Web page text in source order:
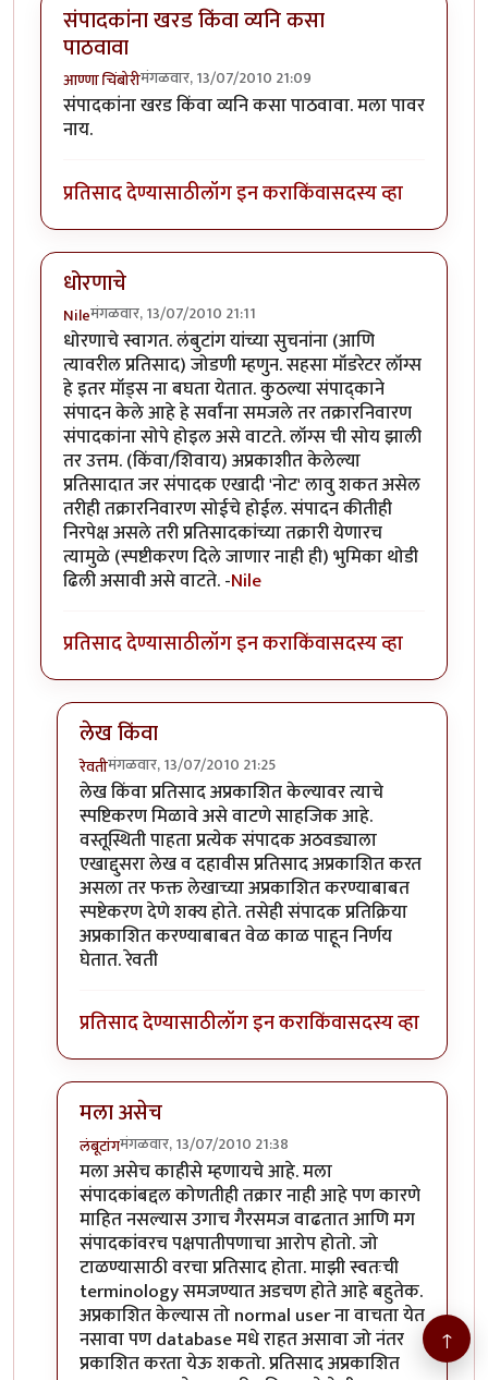
संपादकांना खरड किंवा व्यनि कसा
पाठवावा
आण्णा चिंबोरीमंगळवार, 13/07/2010 21:09
संपादकांना खरड किंवा व्यनि कसा पाठवावा. मला पावर
नाय.
प्रतिसाद देण्यासाठीलॉग इन कराकिंवासदस्य व्हा
धोरणाचे
Nileमंगळवार, 13/07/2010 21:11
धोरणाचे स्वागत. लंबुटांग यांच्या सुचनांना (आणि
त्यावरील प्रतिसाद) जोडणी म्हणुन. सहसा मॉडरेटर लॉग्स
हे इतर मॉड्स ना बघता येतात. कुठल्या संपाद्काने
संपादन केले आहे हे सर्वांना समजले तर तक्रारनिवारण
संपादकांना सोपे होइल असे वाटते. लॉग्स ची सोय झाली
तर उत्तम. (किंवा/शिवाय) अप्रकाशीत केलेल्या
प्रतिसादात जर संपादक एखादी 'नोट' लावु शकत असेल
तरीही तक्रारनिवारण सोईचे होईल. संपादन कीतीही
निरपेक्ष असले तरी प्रतिसादकांच्या तक्रारी येणारच
त्यामुळे (स्पष्टीकरण दिले जाणार नाही ही) भुमिका थोडी
ढिली असावी असे वाटते. -Nile
प्रतिसाद देण्यासाठीलॉग इन कराकिंवासदस्य व्हा
लेख किंवा
रेवतीमंगळवार, 13/07/2010 21:25
In reply toधोरणाचेbyNile
लेख किंवा प्रतिसाद अप्रकाशित केल्यावर त्याचे
स्पष्टिकरण मिळावे असे वाटणे साहजिक आहे.
वस्तूस्थिती पाहता प्रत्येक संपादक अठवड्याला
एखाद्दुसरा लेख व दहावीस प्रतिसाद अप्रकाशित करत
असला तर फक्त लेखाच्या अप्रकाशित करण्याबाबत
स्पष्टेकरण देणे शक्य होते. तसेही संपादक प्रतिक्रिया
अप्रकाशित करण्याबाबत वेळ काळ पाहून निर्णय
घेतात. रेवती
प्रतिसाद देण्यासाठीलॉग इन कराकिंवासदस्य व्हा
मला असेच
लंबूटांगमंगळवार, 13/07/2010 21:38
In reply toधोरणाचेbyNile
मला असेच काहीसे म्हणायचे आहे. मला
संपादकांबद्दल कोणतीही तक्रार नाही आहे पण कारणे
माहित नसल्यास उगाच गैरसमज वाढतात आणि मग
संपादकांवरच पक्षपातीपणाचा आरोप होतो. जो
टाळण्यासाठी वरचा प्रतिसाद होता. माझी स्वतःची
terminology समजण्यात अडचण होते आहे बहुतेक.
अप्रकाशित केल्यास तो normal user ना वाचता येत
नसावा पण database मधे राहत असावा जो नंतर
प्रकाशित करता येऊ शकतो. प्रतिसाद अप्रकाशित
↑